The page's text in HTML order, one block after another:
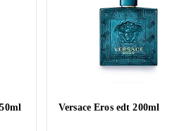
Versace Eros edt 200ml